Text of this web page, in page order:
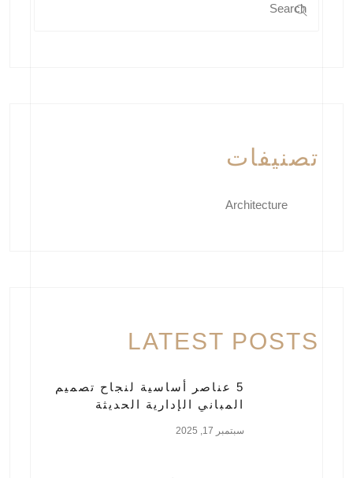
تصنيفات
Architecture
LATEST POSTS
5 عناصر أساسية لنجاح تصميم
المباني الإدارية الحديثة
سبتمبر 17, 2025